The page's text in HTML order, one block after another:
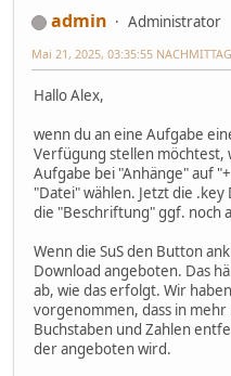
admin
Administrator
Mai 21, 2025, 03:35:55
Hallo Alex,
wenn du an eine Aufgabe
Verfügung stellen möchtest,
Aufgabe bei "Anhänge" auf
"Datei" wählen. Jetzt die
die "Beschriftung" ggf. noch
Wenn die SuS den Button
Download angeboten. Das
ab, wie das erfolgt. Wir
vorgenommen, dass in
Buchstaben und Zahlen
der angeboten wird.